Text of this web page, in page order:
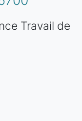
Travail de